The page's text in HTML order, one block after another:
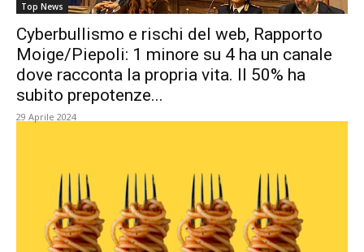
Top News
Cyberbullismo e rischi del web, Rapporto
Moige/Piepoli: 1 minore su 4 ha un canale
dove racconta la propria vita. Il 50% ha
subito prepotenze...
29 Aprile 2024